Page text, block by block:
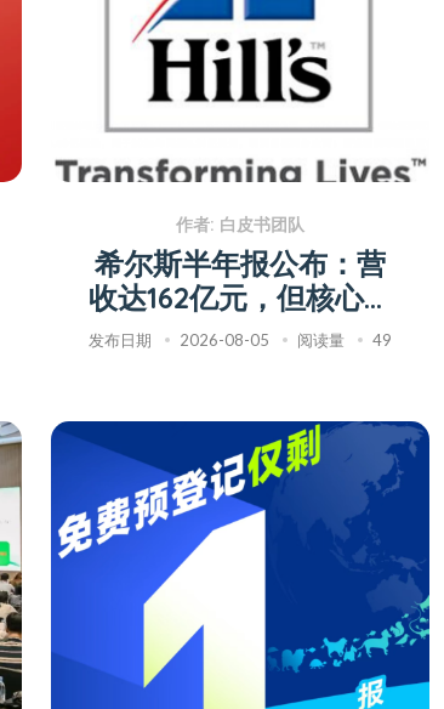
作者: 白皮书团队
希尔斯半年报公布：营
收达162亿元，但核心产
品销量承压
发布日期 2026-08-05 阅读量 49